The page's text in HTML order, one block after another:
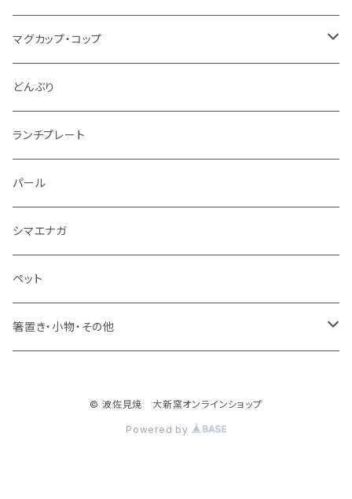
丸皿
仕切り皿
大サイズ
小サイズ
マグカップ・コップ
マグカップ（大）
マグカップ（小）
湯のみ
ミニカップ
どんぶり
ランチプレート
パール
シマエナガ
ペット
箸置き・小物・その他
© 波佐見焼 大新窯オンラインショップ
Powered by